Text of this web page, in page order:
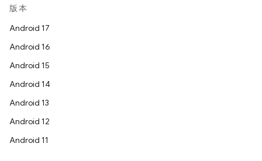
版本
Android 17
Android 16
Android 15
Android 14
Android 13
Android 12
Android 11